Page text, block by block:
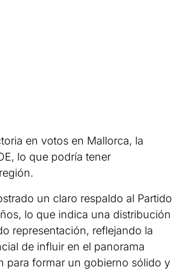
en votos en Mallorca, la
lo que podría tener
un claro respaldo al Partido
lo que indica una distribución
representación, reflejando la
de influir en el panorama
para formar un gobierno sólido y